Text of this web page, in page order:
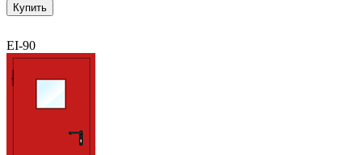
Купить
EI-90